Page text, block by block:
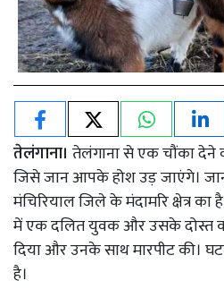
तेलंगाना। तेलंगाना से एक चौंका देने
जिसे जान आपके होश उड़ जाएंगे।
मंचिरियाल जिले के मंदामरि क्षेत्र
में एक दलित युवक और उसके दोस्त
दिया और उनके साथ मारपीट की।
है।